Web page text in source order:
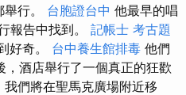
行。 台胞證台中 他最早的唱
報告中找到。 記帳士 考古題
好奇。 台中養生館排毒 他們
酒店舉行了一個真正的狂歡
們將在聖馬克廣場附近移